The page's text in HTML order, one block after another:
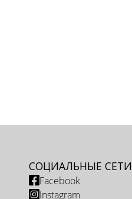
СОЦИАЛЬНЫЕ СЕТИ
Facebook
Instagram